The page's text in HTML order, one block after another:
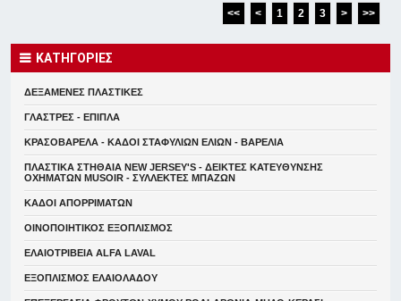
<<
< 1 2 3 > >>
ΚΑΤΗΓΟΡΙΕΣ
ΔΕΞΑΜΕΝΕΣ ΠΛΑΣΤΙΚΕΣ
ΓΛΑΣΤΡΕΣ - ΕΠΙΠΛΑ
ΚΡΑΣΟΒΑΡΕΛΑ - ΚΑΔΟΙ ΣΤΑΦΥΛΙΩΝ ΕΛΙΩΝ - ΒΑΡΕΛΙΑ
ΠΛΑΣΤΙΚΑ ΣΤΗΘΑΙΑ NEW JERSEY'S - ΔΕΙΚΤΕΣ ΚΑΤΕΥΘYΝΣΗΣ
ΟΧΗΜΑΤΩΝ MUSOIR - ΣΥΛΛΕΚΤΕΣ ΜΠΑΖΩΝ
ΚΑΔΟΙ ΑΠΟΡΡΙΜΑΤΩΝ
ΟΙΝΟΠΟΙΗΤΙΚΟΣ ΕΞΟΠΛΙΣΜΟΣ
ΕΛΑΙΟΤΡΙΒΕΙΑ ALFA LAVAL
ΕΞΟΠΛΙΣΜΟΣ ΕΛΑΙΟΛΑΔΟΥ